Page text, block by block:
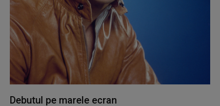
Debutul pe marele ecran